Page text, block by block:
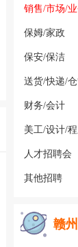
销售/市场/
保姆/家政
保安/保洁
送货/快递/
财务/会计
美工/设计/
人才招聘会
其他招聘
赣